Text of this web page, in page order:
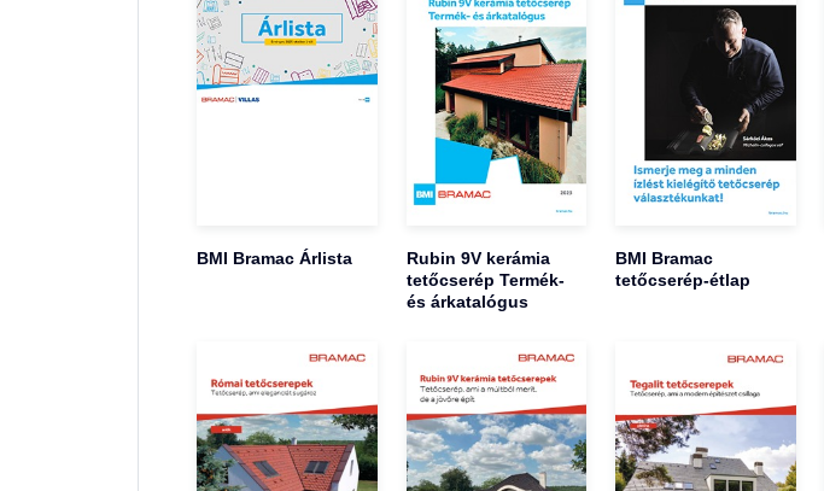
BMI Bramac Árlista
Rubin 9V kerámia
tetőcserép Termék-
és árkatalógus
BMI Bramac
tetőcserép-étlap